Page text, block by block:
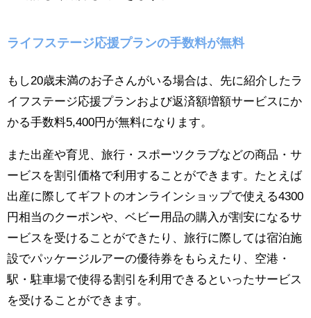
ライフステージ応援プランの手数料が無料
もし20歳未満のお子さんがいる場合は、先に紹介したラ
イフステージ応援プランおよび返済額増額サービスにか
かる手数料5,400円が無料になります。
また出産や育児、旅行・スポーツクラブなどの商品・サ
ービスを割引価格で利用することができます。たとえば
出産に際してギフトのオンラインショップで使える4300
円相当のクーポンや、ベビー用品の購入が割安になるサ
ービスを受けることができたり、旅行に際しては宿泊施
設でパッケージルアーの優待券をもらえたり、空港・
駅・駐車場で使得る割引を利用できるといったサービス
を受けることができます。